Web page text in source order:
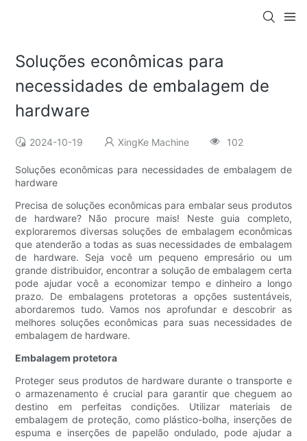
Soluções econômicas para
necessidades de embalagem de
hardware
2024-10-19 XingKe Machine 102
Soluções econômicas para necessidades de embalagem de
hardware
Precisa de soluções econômicas para embalar seus produtos
de hardware? Não procure mais! Neste guia completo,
exploraremos diversas soluções de embalagem econômicas
que atenderão a todas as suas necessidades de embalagem
de hardware. Seja você um pequeno empresário ou um
grande distribuidor, encontrar a solução de embalagem certa
pode ajudar você a economizar tempo e dinheiro a longo
prazo. De embalagens protetoras a opções sustentáveis,
abordaremos tudo. Vamos nos aprofundar e descobrir as
melhores soluções econômicas para suas necessidades de
embalagem de hardware.
Embalagem protetora
Proteger seus produtos de hardware durante o transporte e
o armazenamento é crucial para garantir que cheguem ao
destino em perfeitas condições. Utilizar materiais de
embalagem de proteção, como plástico-bolha, inserções de
espuma e inserções de papelão ondulado, pode ajudar a